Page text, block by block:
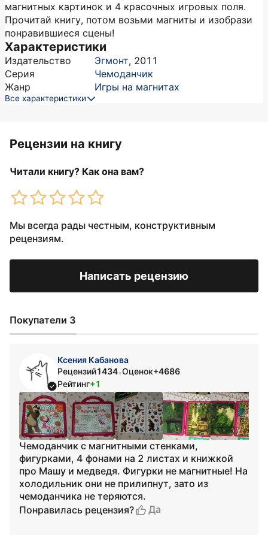
магнитных картинок и 4 красочных игровых поля.
Прочитай книгу, потом возьми магниты и изобрази
понравившиеся сцены!
Характеристики
Издательство Эгмонт, 2011
Серия
Чемоданчик
Жанр
Игры на магнитах
Все характеристики
Рецензии на книгу
Читали книгу? Как она вам?
Мы всегда рады честным, конструктивным
рецензиям.
Написать рецензию
Покупатели 3
Ксения Кабанова
Рецензий1434•Оценок+4686
Рейтинг+1
Чемоданчик с магнитными стенками,
фигурками, 4 фонами на 2 листах и книжкой
про Машу и медведя. Фигурки не магнитные! На
холодильник они не прилипнут, зато из
чемоданчика не теряются.
Понравилась рецензия?
Да